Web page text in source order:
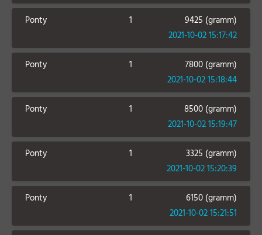
Ponty 1
9425 (gramm)
2021-10-02 15:17:42
Ponty 1
7800 (gramm)
2021-10-02 15:18:44
Ponty 1
8500 (gramm)
2021-10-02 15:19:47
Ponty 1
3325 (gramm)
2021-10-02 15:20:39
Ponty 1
6150 (gramm)
2021-10-02 15:21:51